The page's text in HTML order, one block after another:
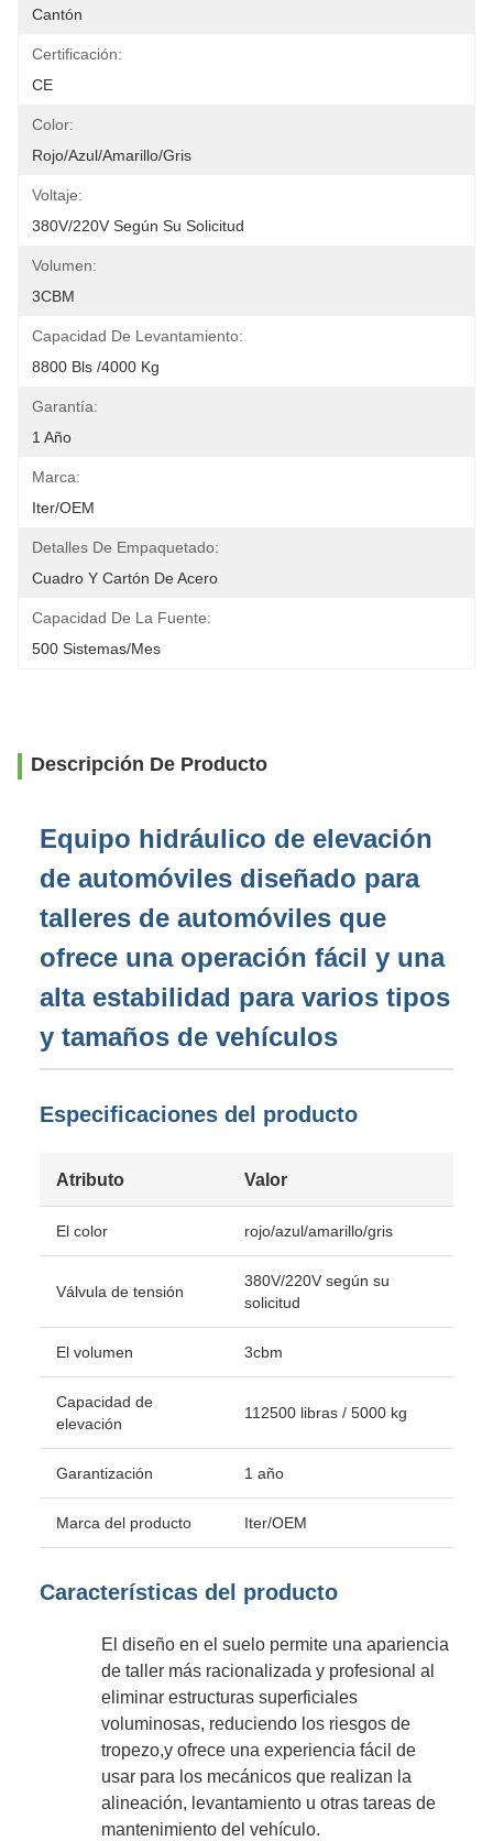
Cantón
Certificación:
CE
Color:
Rojo/azul/amarillo/gris
Voltaje:
380V/220V Según Su Solicitud
Volumen:
3CBM
Capacidad De Levantamiento:
8800 Bls /4000 Kg
Garantía:
1 Año
Marca:
Iter/OEM
Detalles De Empaquetado:
Cuadro Y Cartón De Acero
Capacidad De La Fuente:
500 Sistemas/mes
Descripción De Producto
Equipo hidráulico de elevación
de automóviles diseñado para
talleres de automóviles que
ofrece una operación fácil y una
alta estabilidad para varios tipos
y tamaños de vehículos
Especificaciones del producto
Atributo Valor
El color rojo/azul/amarillo/gris
Válvula de tensión
380V/220V según su
solicitud
El volumen 3cbm
Capacidad de
elevación
112500 libras / 5000 kg
Garantización 1 año
Marca del producto Iter/OEM
Características del producto
El diseño en el suelo permite una apariencia
de taller más racionalizada y profesional al
eliminar estructuras superficiales
voluminosas, reduciendo los riesgos de
tropezo,y ofrece una experiencia fácil de
usar para los mecánicos que realizan la
alineación, levantamiento u otras tareas de
mantenimiento del vehículo.